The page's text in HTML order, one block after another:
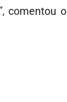
comentou o